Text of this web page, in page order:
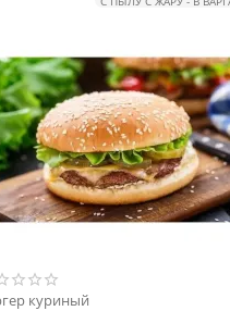
куриный